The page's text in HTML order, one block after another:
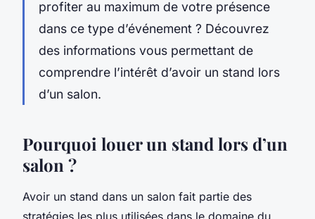
profiter au maximum de votre présence
dans ce type d’événement ? Découvrez
des informations vous permettant de
comprendre l’intérêt d’avoir un stand lors
d’un salon.
Pourquoi louer un stand lors d’un
salon ?
Avoir un stand dans un salon fait partie des
stratégies les plus utilisées dans le domaine du